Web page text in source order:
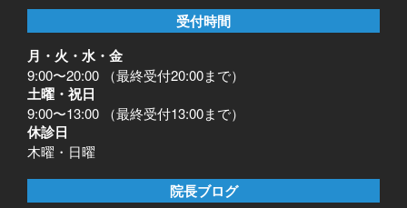
受付時間
月・火・水・金
9:00〜20:00 （最終受付20:00まで）
土曜・祝日
9:00〜13:00 （最終受付13:00まで）
休診日
木曜・日曜
院長ブログ